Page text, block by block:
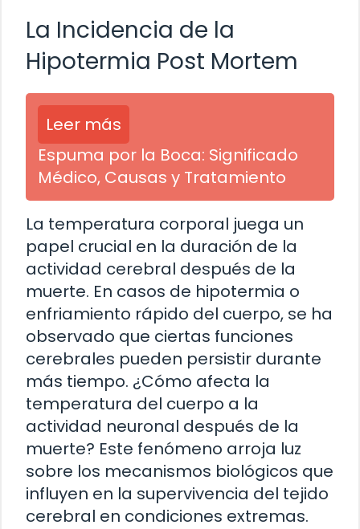
La Incidencia de la
Hipotermia Post Mortem
Leer más
Espuma por la Boca: Significado
Médico, Causas y Tratamiento
La temperatura corporal juega un
papel crucial en la duración de la
actividad cerebral después de la
muerte. En casos de hipotermia o
enfriamiento rápido del cuerpo, se ha
observado que ciertas funciones
cerebrales pueden persistir durante
más tiempo. ¿Cómo afecta la
temperatura del cuerpo a la
actividad neuronal después de la
muerte? Este fenómeno arroja luz
sobre los mecanismos biológicos que
influyen en la supervivencia del tejido
cerebral en condiciones extremas.